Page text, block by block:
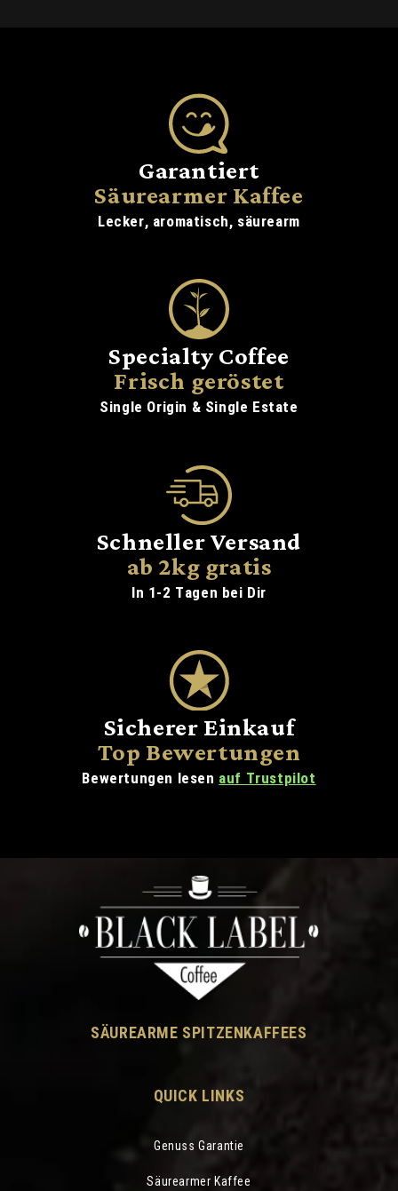
Garantiert
Säurearmer Kaffee
Lecker, aromatisch, säurearm
Specialty Coffee
Frisch geröstet
Single Origin & Single Estate
Schneller Versand
ab 2kg gratis
In 1-2 Tagen bei Dir
Sicherer Einkauf
Top Bewertungen
Bewertungen lesen auf Trustpilot
SÄUREARME SPITZENKAFFEES
QUICK LINKS
Genuss Garantie
Säurearmer Kaffee